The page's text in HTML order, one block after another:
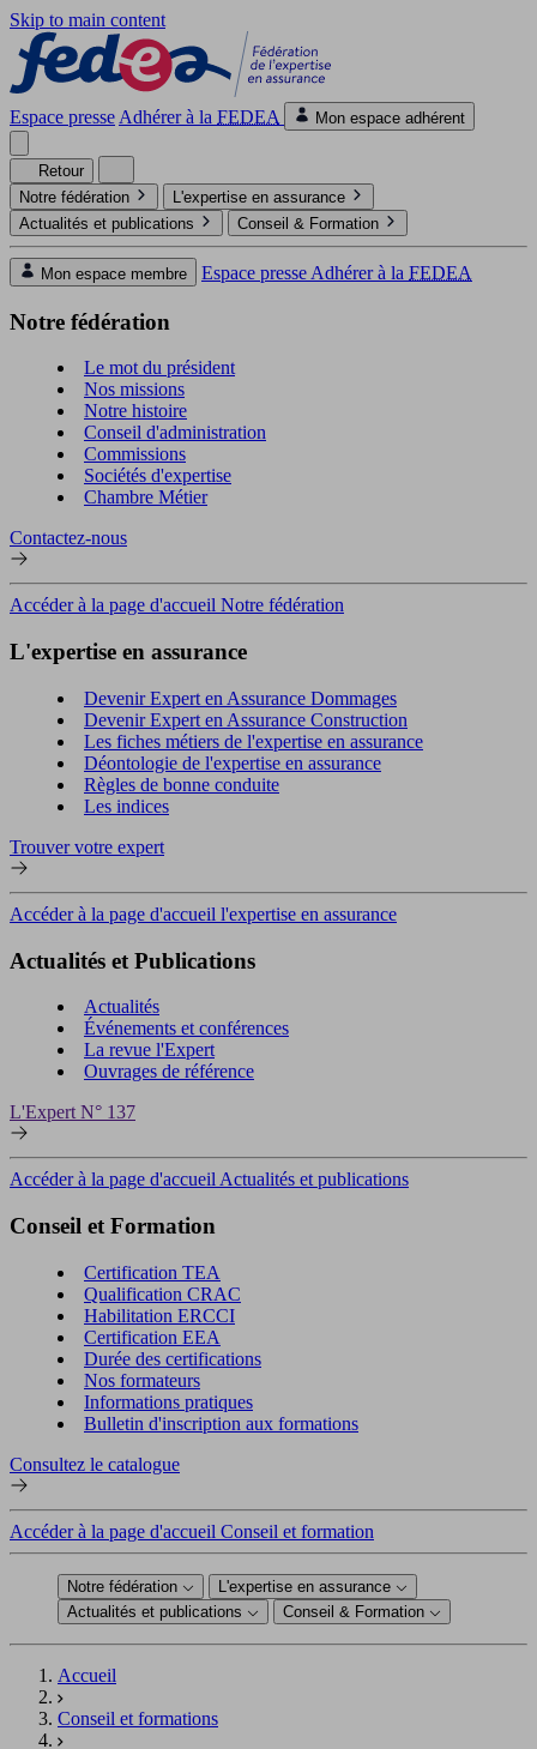
Skip to main content
Espace presse Adhérer à la FEDEA Mon espace adhérent
Retour
Notre fédération
L'expertise en assurance
Actualités et publications
Conseil & Formation
Mon espace membre Espace presse Adhérer à la FEDEA
Notre fédération
Le mot du président
Nos missions
Notre histoire
Conseil d'administration
Commissions
Sociétés d'expertise
Chambre Métier
Contactez-nous
Accéder à la page d'accueil Notre fédération
L'expertise en assurance
Devenir Expert en Assurance Dommages
Devenir Expert en Assurance Construction
Les fiches métiers de l'expertise en assurance
Déontologie de l'expertise en assurance
Règles de bonne conduite
Les indices
Trouver votre expert
Accéder à la page d'accueil l'expertise en assurance
Actualités et Publications
Actualités
Événements et conférences
La revue l'Expert
Ouvrages de référence
L'Expert N° 137
Accéder à la page d'accueil Actualités et publications
Conseil et Formation
Certification TEA
Qualification CRAC
Habilitation ERCCI
Certification EEA
Durée des certifications
Nos formateurs
Informations pratiques
Bulletin d'inscription aux formations
Consultez le catalogue
Accéder à la page d'accueil Conseil et formation
Notre fédération
L'expertise en assurance
Actualités et publications
Conseil & Formation
Accueil
Conseil et formations